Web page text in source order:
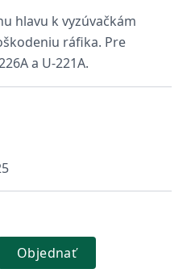
hlavu k vyzúvačkám
ráfika. Pre
a U-221A.
Objednať